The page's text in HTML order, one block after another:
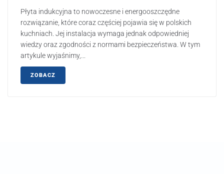
Płyta indukcyjna to nowoczesne i energooszczędne
rozwiązanie, które coraz częściej pojawia się w polskich
kuchniach. Jej instalacja wymaga jednak odpowiedniej
wiedzy oraz zgodności z normami bezpieczeństwa. W tym
artykule wyjaśnimy,...
ZOBACZ